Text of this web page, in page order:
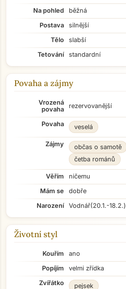
Na pohled
běžná
Postava
silnější
Tělo
slabší
Tetování
standardní
Povaha a zájmy
Vrozená
povaha
rezervovanější
Povaha veselá
Zájmy občas o samotě
četba románů
Věřím
ničemu
Mám se
dobře
Narození
Vodnář(20.1.-18.2.)
Životní styl
Kouřím
ano
Popíjím
velmi zřídka
Zvířátko
pejsek